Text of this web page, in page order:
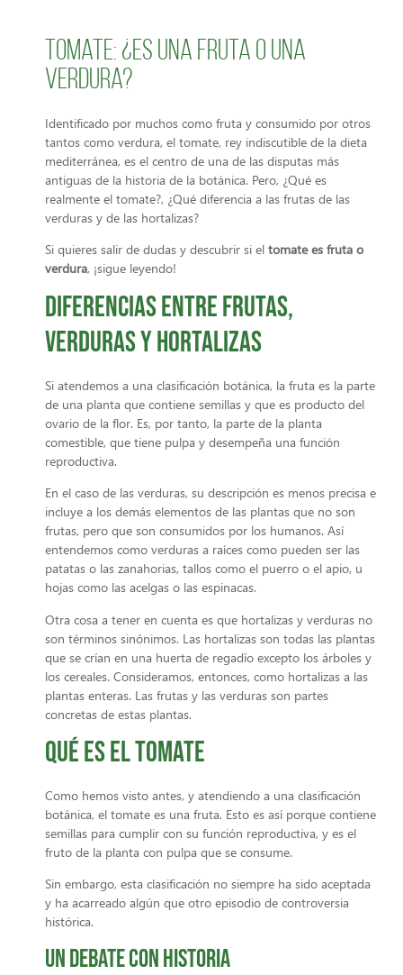
Tomate: ¿es una fruta o una
verdura?
Identificado por muchos como fruta y consumido por otros
tantos como verdura, el tomate, rey indiscutible de la dieta
mediterránea, es el centro de una de las disputas más
antiguas de la historia de la botánica. Pero, ¿Qué es
realmente el tomate?, ¿Qué diferencia a las frutas de las
verduras y de las hortalizas?
Si quieres salir de dudas y descubrir si el tomate es fruta o
verdura, ¡sigue leyendo!
Diferencias entre frutas,
verduras y hortalizas
Si atendemos a una clasificación botánica, la fruta es la parte
de una planta que contiene semillas y que es producto del
ovario de la flor. Es, por tanto, la parte de la planta
comestible, que tiene pulpa y desempeña una función
reproductiva.
En el caso de las verduras, su descripción es menos precisa e
incluye a los demás elementos de las plantas que no son
frutas, pero que son consumidos por los humanos. Así
entendemos como verduras a raíces como pueden ser las
patatas o las zanahorias, tallos como el puerro o el apio, u
hojas como las acelgas o las espinacas.
Otra cosa a tener en cuenta es que hortalizas y verduras no
son términos sinónimos. Las hortalizas son todas las plantas
que se crían en una huerta de regadío excepto los árboles y
los cereales. Consideramos, entonces, como hortalizas a las
plantas enteras. Las frutas y las verduras son partes
concretas de estas plantas.
Qué es el tomate
Como hemos visto antes, y atendiendo a una clasificación
botánica, el tomate es una fruta. Esto es así porque contiene
semillas para cumplir con su función reproductiva, y es el
fruto de la planta con pulpa que se consume.
Sin embargo, esta clasificación no siempre ha sido aceptada
y ha acarreado algún que otro episodio de controversia
histórica.
Un debate con historia